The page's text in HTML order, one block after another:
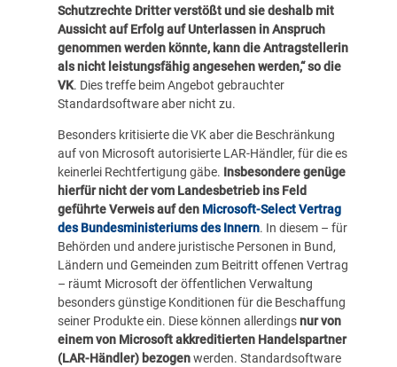
Schutzrechte Dritter verstößt und sie deshalb mit
Aussicht auf Erfolg auf Unterlassen in Anspruch
genommen werden könnte, kann die Antragstellerin
als nicht leistungsfähig angesehen werden,“ so die
VK. Dies treffe beim Angebot gebrauchter
Standardsoftware aber nicht zu.
Besonders kritisierte die VK aber die Beschränkung
auf von Microsoft autorisierte LAR-Händler, für die es
keinerlei Rechtfertigung gäbe. Insbesondere genüge
hierfür nicht der vom Landesbetrieb ins Feld
geführte Verweis auf den Microsoft-Select Vertrag
des Bundesministeriums des Innern. In diesem – für
Behörden und andere juristische Personen in Bund,
Ländern und Gemeinden zum Beitritt offenen Vertrag
– räumt Microsoft der öffentlichen Verwaltung
besonders günstige Konditionen für die Beschaffung
seiner Produkte ein. Diese können allerdingsnur von
einem von Microsoft akkreditierten Handelspartner
(LAR-Händler) bezogenwerden. Standardsoftware